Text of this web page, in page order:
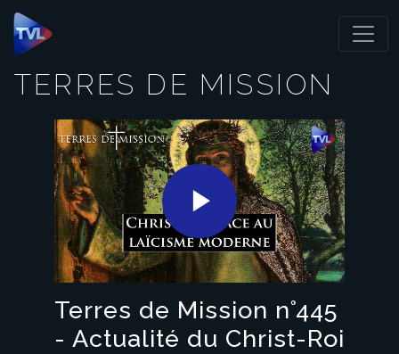
Panneau de gestion des cookies
TERRES DE MISSION
Play
Video
Terres de Mission n°445
- Actualité du Christ-Roi